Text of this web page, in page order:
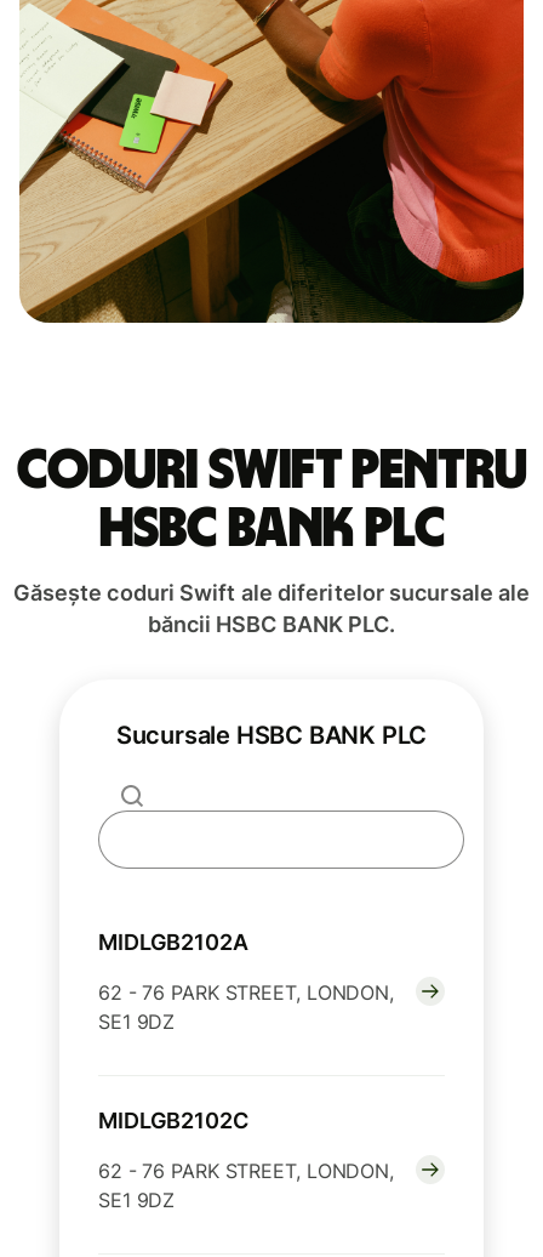
Coduri Swift pentru
HSBC BANK PLC
Găsește coduri Swift ale diferitelor sucursale ale
băncii HSBC BANK PLC.
Sucursale HSBC BANK PLC
MIDLGB2102A
62 - 76 PARK STREET, LONDON,
SE1 9DZ
MIDLGB2102C
62 - 76 PARK STREET, LONDON,
SE1 9DZ